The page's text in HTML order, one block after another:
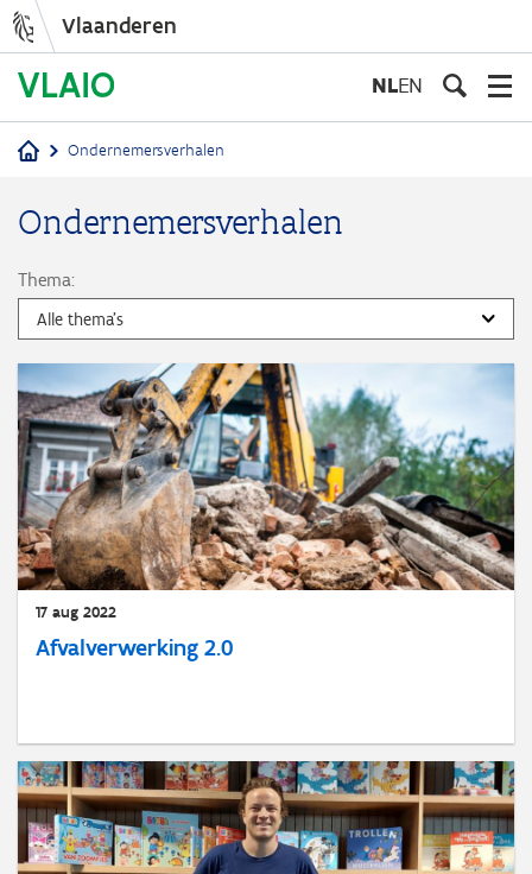
Vlaanderen
NLEN
Ondernemersverhalen
Ondernemersverhalen
Thema:
17 aug 2022
Afvalverwerking 2.0